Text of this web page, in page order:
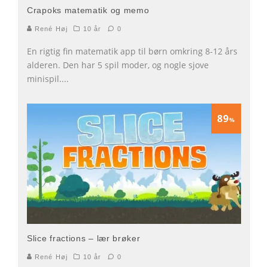
Crapoks matematik og memo
René Høj 10 år 0
En rigtig fin matematik app til børn omkring 8-12 års
alderen. Den har 5 spil moder, og nogle sjove
minispil....
89%
Slice fractions – lær brøker
René Høj 10 år 0